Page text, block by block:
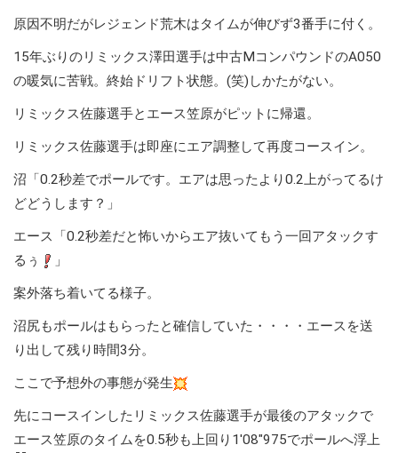
原因不明だがレジェンド荒木はタイムが伸びず3番手に付く。
15年ぶりのリミックス澤田選手は中古MコンパウンドのA050
の暖気に苦戦。終始ドリフト状態。(笑)しかたがない。
リミックス佐藤選手とエース笠原がピットに帰還。
リミックス佐藤選手は即座にエア調整して再度コースイン。
沼「0.2秒差でポールです。エアは思ったより0.2上がってるけ
どどうします？」
エース「0.2秒差だと怖いからエア抜いてもう一回アタックす
るぅ
」
案外落ち着いてる様子。
沼尻もポールはもらったと確信していた・・・・エースを送
り出して残り時間3分。
ここで予想外の事態が発生
先にコースインしたリミックス佐藤選手が最後のアタックで
エース笠原のタイムを0.5秒も上回り1′08″975でポールへ浮上